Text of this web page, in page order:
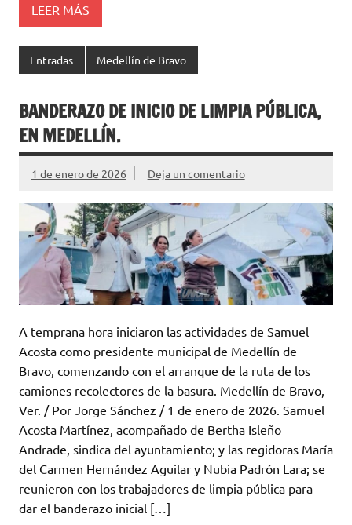
LEER MÁS
Entradas Medellín de Bravo
BANDERAZO DE INICIO DE LIMPIA PÚBLICA,
EN MEDELLÍN.
1 de enero de 2026 Deja un comentario
A temprana hora iniciaron las actividades de Samuel
Acosta como presidente municipal de Medellín de
Bravo, comenzando con el arranque de la ruta de los
camiones recolectores de la basura. Medellín de Bravo,
Ver. / Por Jorge Sánchez / 1 de enero de 2026. Samuel
Acosta Martínez, acompañado de Bertha Isleño
Andrade, sindica del ayuntamiento; y las regidoras María
del Carmen Hernández Aguilar y Nubia Padrón Lara; se
reunieron con los trabajadores de limpia pública para
dar el banderazo inicial […]